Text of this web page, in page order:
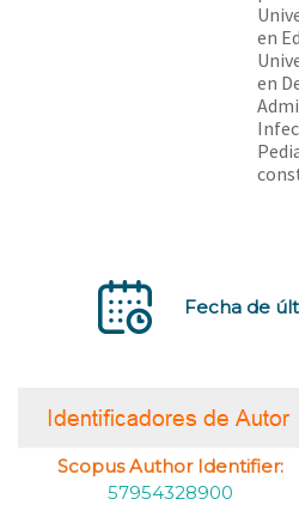
en
en
Fecha de
Scopus Author Identifier:
57954328900